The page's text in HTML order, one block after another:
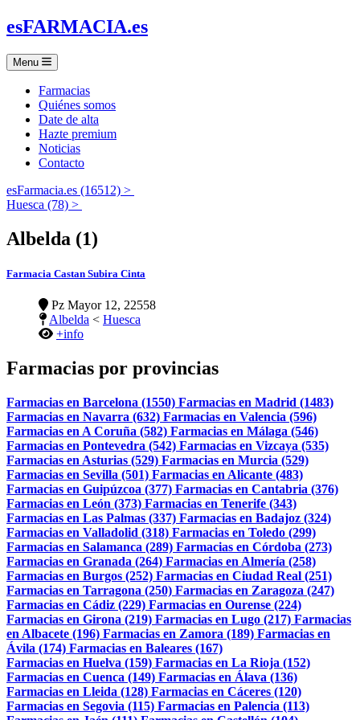
esFARMACIA.es
Menu
Farmacias
Quiénes somos
Date de alta
Hazte premium
Noticias
Contacto
esFarmacia.es (16512) >
Huesca (78) >
Albelda (1)
Farmacia Castan Subira Cinta
Pz Mayor 12, 22558
Albelda < Huesca
+info
Farmacias por provincias
Farmacias en Barcelona (1550) Farmacias en Madrid (1483)
Farmacias en Navarra (632) Farmacias en Valencia (596)
Farmacias en A Coruña (582) Farmacias en Málaga (546)
Farmacias en Pontevedra (542) Farmacias en Vizcaya (535)
Farmacias en Asturias (529) Farmacias en Murcia (529)
Farmacias en Sevilla (501) Farmacias en Alicante (483)
Farmacias en Guipúzcoa (377) Farmacias en Cantabria (376)
Farmacias en León (373) Farmacias en Tenerife (343)
Farmacias en Las Palmas (337) Farmacias en Badajoz (324)
Farmacias en Valladolid (318) Farmacias en Toledo (299)
Farmacias en Salamanca (289) Farmacias en Córdoba (273)
Farmacias en Granada (264) Farmacias en Almería (258)
Farmacias en Burgos (252) Farmacias en Ciudad Real (251)
Farmacias en Tarragona (250) Farmacias en Zaragoza (247)
Farmacias en Cádiz (229) Farmacias en Ourense (224)
Farmacias en Girona (219) Farmacias en Lugo (217) Farmacias
en Albacete (196) Farmacias en Zamora (189) Farmacias en
Ávila (174) Farmacias en Baleares (167)
Farmacias en Huelva (159) Farmacias en La Rioja (152)
Farmacias en Cuenca (149) Farmacias en Álava (136)
Farmacias en Lleida (128) Farmacias en Cáceres (120)
Farmacias en Segovia (115) Farmacias en Palencia (113)